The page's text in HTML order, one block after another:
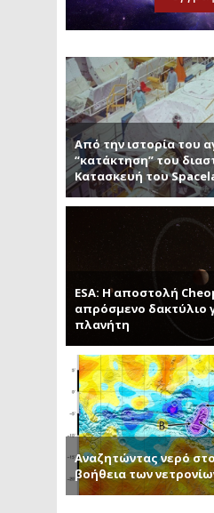
Από την ιστορία του
“κατάκτηση” του
Κατασκευή του
ESA: Η αποστολή
απρόσμενο δακτύλιο
πλανήτη
Αναζητώντας νερό
βοήθεια των